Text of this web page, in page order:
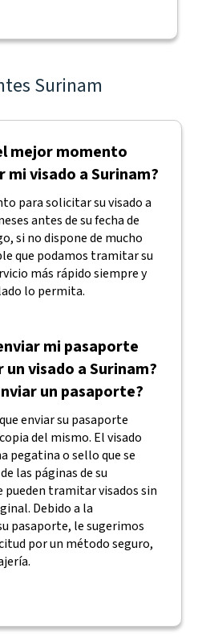
Surinam
mejor momento
visado a Surinam?
para solicitar su visado a
antes de su fecha de
si no dispone de mucho
que podamos tramitar su
más rápido siempre y
lo permita.
mi pasaporte
visado a Surinam?
un pasaporte?
enviar su pasaporte
del mismo. El visado
pegatina o sello que se
las páginas de su
pueden tramitar visados sin
Debido a la
pasaporte, le sugerimos
por un método seguro,